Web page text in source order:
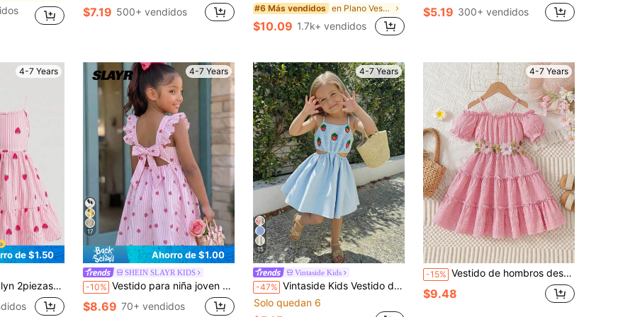
en Rosa Vestidos para niñas $7.19 500+ vendidos #6 Más vendidos en Plano Vestidos para niñas
$10.09 1.7k+ vendidos
$5.19 300+ vendidos
4-7 Years
de $1.50
rosas con pastel de fresa, Vestido de playa elegante para niñas jóvenes con un aire juguetón y de vacaciones
4-7 Years
17
Ahorro de $1.00
SHEIN SLAYR KIDS
-10% Vestido para niña joven con rayas de fresa & flores pequeñas, lazo lindo, mangas de mariposa y cintura ceñida, casual y versátil
$8.69 70+ vendidos
4-7 Years
15
Vintaside Kids
-47% Vintaside Kids Vestido de tirantes con diseño de corte de fresa 3D en la cintura, estilo vintage campestre lindo, adecuado para uso diario y vacaciones para niñas jóvenes
Solo quedan 6
4-7 Years
-15% Vestido de hombros descubiertos con bordado floral de color rosa loto para niñas, elegante y lindo, adecuado para uso casual, salidas, fiestas, regalos, atuendo refrescante de verano
$9.48